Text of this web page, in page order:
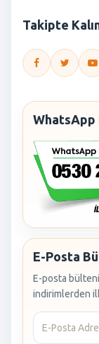
Takipte
WhatsApp
E-Posta
E-posta
indirimlerden